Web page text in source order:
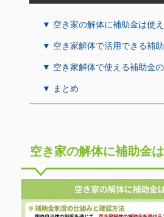
▼ 空き家の解体に補助金は使え
▼ 空き家解体で活用できる補
▼ 空き家解体で使える補助金
▼ まとめ
空き家の解体に補助金